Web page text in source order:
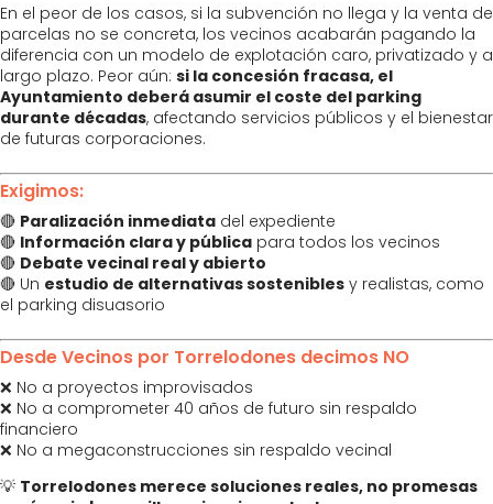
En el peor de los casos, si la subvención no llega y la venta de
parcelas no se concreta, los vecinos acabarán pagando la
diferencia con un modelo de explotación caro, privatizado y a
largo plazo. Peor aún: si la concesión fracasa, el
Ayuntamiento deberá asumir el coste del parking
durante décadas, afectando servicios públicos y el bienestar
de futuras corporaciones.
Exigimos:
🔴 Paralización inmediata del expediente
🔴 Información clara y pública para todos los vecinos
🔴 Debate vecinal real y abierto
🔴 Un estudio de alternativas sostenibles y realistas, como
el parking disuasorio
Desde Vecinos por Torrelodones decimos NO
❌ No a proyectos improvisados
❌ No a comprometer 40 años de futuro sin respaldo
financiero
❌ No a megaconstrucciones sin respaldo vecinal
💡 Torrelodones merece soluciones reales, no promesas